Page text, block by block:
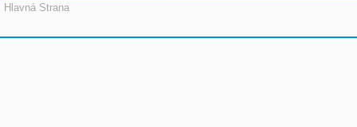
Hlavná Strana